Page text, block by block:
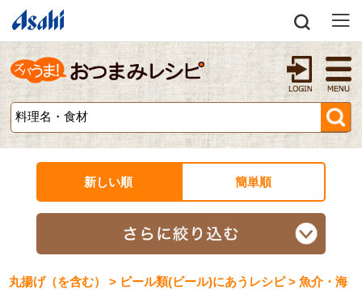
新しい順 簡単順
丸揚げ（を含む） > ビール類(ビール)にあうレシピ > 魚介・海